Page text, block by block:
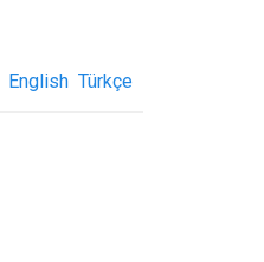
English Türkçe